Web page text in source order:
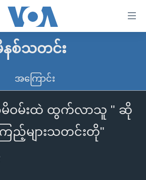
အလွန်
စ်သတင်း
အကြောင်း
မိဝမ်းထဲ ထွက်လာသူ " ဆို
ည့်များသတင်းတို"